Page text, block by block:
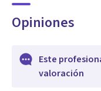
Opiniones
Este
valoración